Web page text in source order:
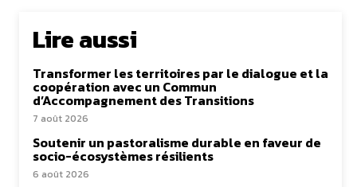
Lire aussi
Transformer les territoires par le dialogue et la
coopération avec un Commun
d’Accompagnement des Transitions
7 août 2026
Soutenir un pastoralisme durable en faveur de
socio-écosystèmes résilients
6 août 2026